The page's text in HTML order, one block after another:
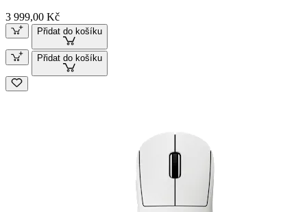
3 999,00 Kč
Přidat do košíku
Přidat do košíku